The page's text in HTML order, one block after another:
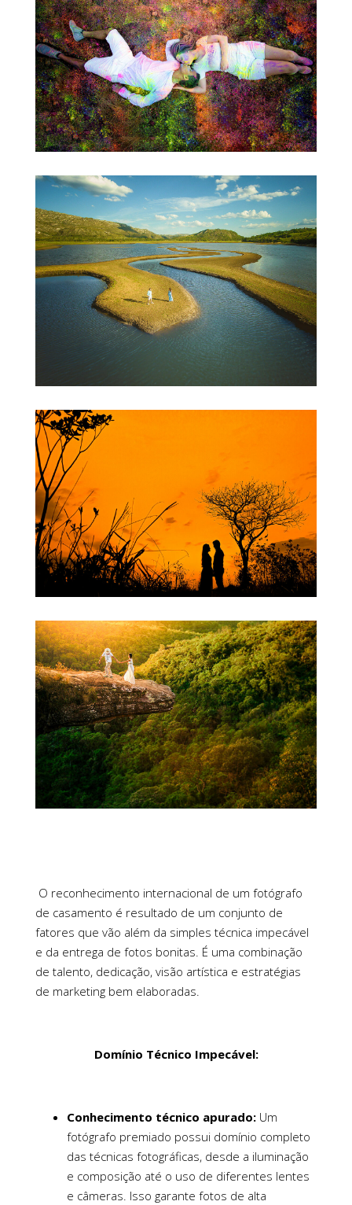
O reconhecimento internacional de um fotógrafo
de casamento é resultado de um conjunto de
fatores que vão além da simples técnica impecável
e da entrega de fotos bonitas. É uma combinação
de talento, dedicação, visão artística e estratégias
de marketing bem elaboradas.
Domínio Técnico Impecável:
Conhecimento técnico apurado: Um
fotógrafo premiado possui domínio completo
das técnicas fotográficas, desde a iluminação
e composição até o uso de diferentes lentes
e câmeras. Isso garante fotos de alta